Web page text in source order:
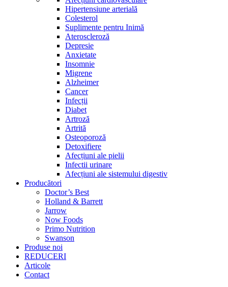
Hipertensiune arterială
Colesterol
Suplimente pentru Inimă
Ateroscleroză
Depresie
Anxietate
Insomnie
Migrene
Alzheimer
Cancer
Infecții
Diabet
Artroză
Artrită
Osteoporoză
Detoxifiere
Afecțiuni ale pielii
Infectii urinare
Afecțiuni ale sistemului digestiv
Producători
Doctor’s Best
Holland & Barrett
Jarrow
Now Foods
Primo Nutrition
Swanson
Produse noi
REDUCERI
Articole
Contact